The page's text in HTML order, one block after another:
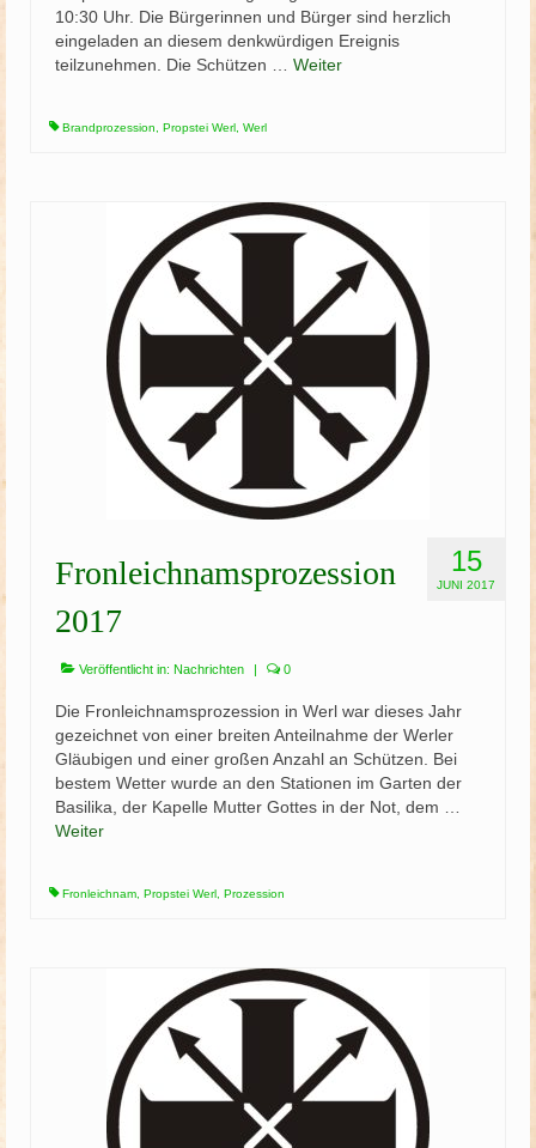
10:30 Uhr. Die Bürgerinnen und Bürger sind herzlich
eingeladen an diesem denkwürdigen Ereignis
teilzunehmen. Die Schützen … Weiter
Brandprozession Propstei Werl Werl
15
JUNI 2017
Fronleichnamsprozession
2017
Veröffentlicht in: Nachrichten | 0
Die Fronleichnamsprozession in Werl war dieses Jahr
gezeichnet von einer breiten Anteilnahme der Werler
Gläubigen und einer großen Anzahl an Schützen. Bei
bestem Wetter wurde an den Stationen im Garten der
Basilika, der Kapelle Mutter Gottes in der Not, dem …
Weiter
Fronleichnam Propstei Werl Prozession